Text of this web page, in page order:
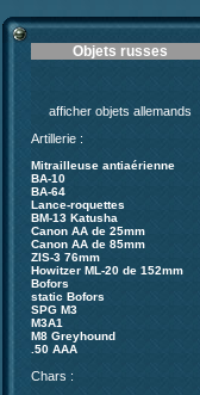
Objets russes
afficher objets allemands
Artillerie :
Mitrailleuse antiaérienne
BA-10
BA-64
Lance-roquettes
BM-13 Katusha
Canon AA de 25mm
Canon AA de 85mm
ZIS-3 76mm
Howitzer ML-20 de 152mm
Bofors
static Bofors
SPG M3
M3A1
M8 Greyhound
.50 AAA
Chars :